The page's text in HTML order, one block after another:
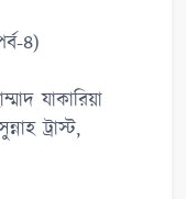
৪)
যাকারিয়া
ট্রাস্ট,